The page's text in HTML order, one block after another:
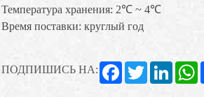
Температура хранения: 2℃ ~ 4℃
Время поставки: круглый год
ПОДПИШИСЬ НА: FacebookTwitter